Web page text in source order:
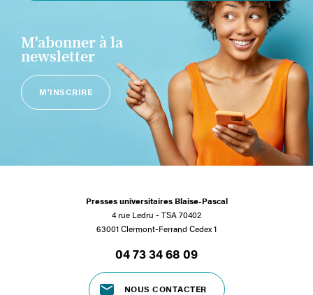
M'abonner à la
newsletter
M'INSCRIRE
Presses universitaires Blaise-Pascal
4 rue Ledru - TSA 70402
63001 Clermont-Ferrand Cedex 1
04 73 34 68 09
NOUS CONTACTER